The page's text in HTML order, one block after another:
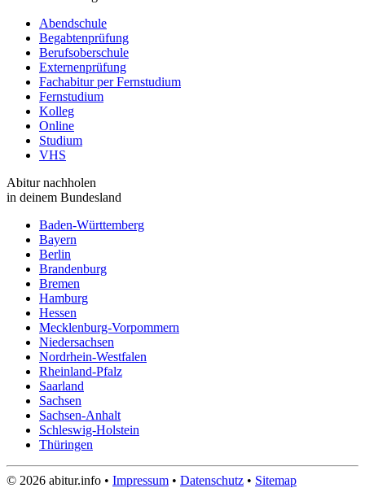
Abendschule
Begabtenprüfung
Berufsoberschule
Externenprüfung
Fachabitur per Fernstudium
Fernstudium
Kolleg
Online
Studium
VHS
Abitur nachholen
in deinem Bundesland
Baden-Württemberg
Bayern
Berlin
Brandenburg
Bremen
Hamburg
Hessen
Mecklenburg-Vorpommern
Niedersachsen
Nordrhein-Westfalen
Rheinland-Pfalz
Saarland
Sachsen
Sachsen-Anhalt
Schleswig-Holstein
Thüringen
© 2026 abitur.info • Impressum • Datenschutz • Sitemap